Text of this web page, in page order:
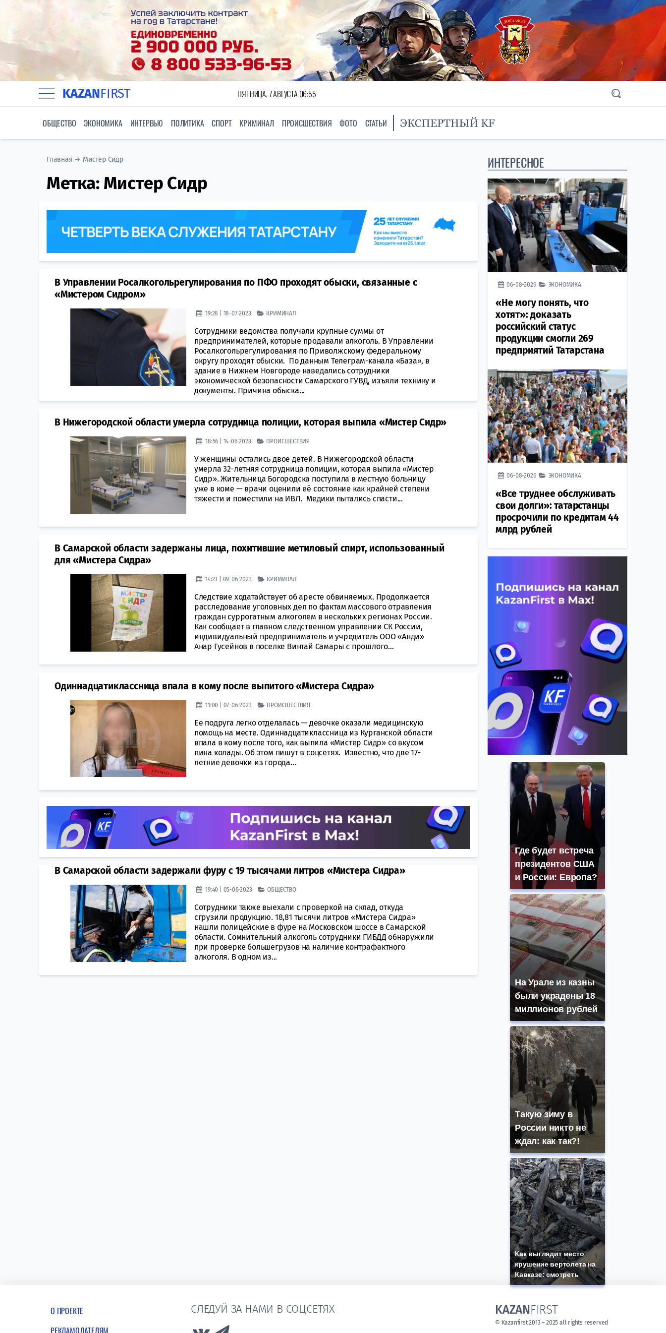
KAZANFIRST ПЯТНИЦА, 7 АВГУСТА 06:55
ОБЩЕСТВО ЭКОНОМИКА ИНТЕРВЬЮ ПОЛИТИКА СПОРТ КРИМИНАЛ ПРОИСШЕСТВИЯ ФОТО СТАТЬИ
Главная → Мистер Сидр
Метка: Мистер Сидр
В Управлении Росалкогольрегулирования по ПФО проходят обыски, связанные с
«Мистером Сидром»
19:28 | 18-07-2023 КРИМИНАЛ
Сотрудники ведомства получали крупные суммы от
предпринимателей, которые продавали алкоголь. В Управлении
Росалкогольрегулирования по Приволжскому федеральному
округу проходят обыски. По данным Телеграм-канала «База», в
здание в Нижнем Новгороде наведались сотрудники
экономической безопасности Самарского ГУВД, изъяли технику и
документы. Причина обыска...
В Нижегородской области умерла сотрудница полиции, которая выпила «Мистер Сидр»
18:56 | 14-06-2023 ПРОИСШЕСТВИЯ
У женщины остались двое детей. В Нижегородской области
умерла 32-летняя сотрудница полиции, которая выпила «Мистер
Сидр». Жительница Богородска поступила в местную больницу
уже в коме — врачи оценили её состояние как крайней степени
тяжести и поместили на ИВЛ. Медики пытались спасти...
В Самарской области задержаны лица, похитившие метиловый спирт, использованный
для «Мистера Сидра»
14:23 | 09-06-2023 КРИМИНАЛ
Следствие ходатайствует об аресте обвиняемых. Продолжается
расследование уголовных дел по фактам массового отравления
граждан суррогатным алкоголем в нескольких регионах России.
Как сообщает в главном следственном управлении СК России,
индивидуальный предприниматель и учредитель ООО «Анди»
Анар Гусейнов в поселке Винтай Самары с прошлого...
Одиннадцатиклассница впала в кому после выпитого «Мистера Сидра»
11:00 | 07-06-2023 ПРОИСШЕСТВИЯ
Ее подруга легко отделалась — девочке оказали медицинскую
помощь на месте. Одиннадцатиклассница из Курганской области
впала в кому после того, как выпила «Мистер Сидр» со вкусом
пина колады. Об этом пишут в соцсетях. Известно, что две 17-
летние девочки из города...
В Самарской области задержали фуру с 19 тысячами литров «Мистера Сидра»
19:40 | 05-06-2023 ОБЩЕСТВО
Сотрудники также выехали с проверкой на склад, откуда
сгрузили продукцию. 18,81 тысячи литров «Мистера Сидра»
нашли полицейские в фуре на Московском шоссе в Самарской
области. Сомнительный алкоголь сотрудники ГИБДД обнаружили
при проверке большегрузов на наличие контрафактного
алкоголя. В одном из...
ИНТЕРЕСНОЕ
06-08-2026 ЭКОНОМИКА
«Не могу понять, что
хотят»: доказать
российский статус
продукции смогли 269
предприятий Татарстана
06-08-2026 ЭКОНОМИКА
«Все труднее обслуживать
свои долги»: татарстанцы
просрочили по кредитам 44
млрд рублей
Где будет встреча
президентов США
и России: Европа?
На Урале из казны
были украдены 18
миллионов рублей
Такую зиму в
России никто не
ждал: как так?!
Как выглядит место
крушение вертолета на
Кавказе: смотреть
О ПРОЕКТЕ
РЕКЛАМОДАТЕЛЯМ
СЛЕДУЙ ЗА НАМИ В СОЦСЕТЯХ
Link to Vk
KAZANFIRST
© Kazanfirst 2013 – 2025 all rights reserved